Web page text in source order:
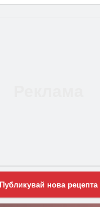
Публикувай нова рецепта